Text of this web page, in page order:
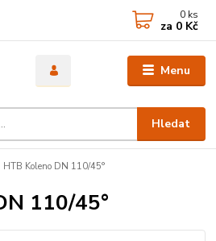
Menu
Hledat
0 ks
za 0 Kč
HTB Koleno DN 110/45°
110/45°